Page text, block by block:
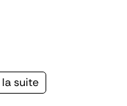
suite